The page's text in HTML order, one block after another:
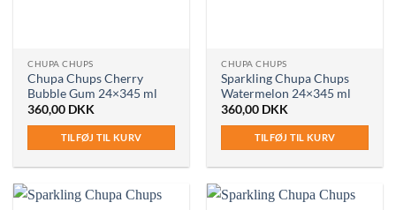
CHUPA CHUPS
Chupa Chups Cherry
Bubble Gum 24×345 ml
360,00 DKK
TILFØJ TIL KURV
CHUPA CHUPS
Sparkling Chupa Chups
Watermelon 24×345 ml
360,00 DKK
TILFØJ TIL KURV